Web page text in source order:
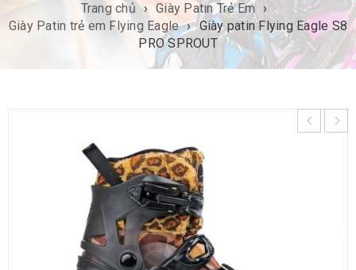
Trang chủ › Giày Patin Trẻ Em ›
Giày Patin trẻ em Flying Eagle › Giày patin Flying Eagle S8
PRO SPROUT